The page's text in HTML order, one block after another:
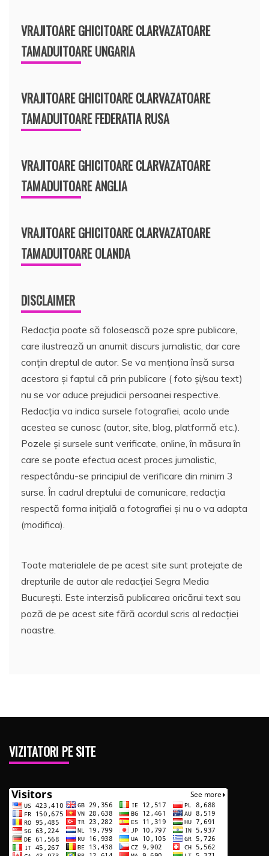
VRAJITOARE GHICITOARE CLARVAZATOARE
TAMADUITOARE UNGARIA
VRAJITOARE GHICITOARE CLARVAZATOARE
TAMADUITOARE FEDERATIA RUSA
VRAJITOARE GHICITOARE CLARVAZATOARE
TAMADUITOARE ANGLIA
VRAJITOARE GHICITOARE CLARVAZATOARE
TAMADUITOARE OLANDA
DISCLAIMER
Redacția poate să folosească poze spre publicare,
care ilustrează un anumit discurs jurnalistic, dar care
conțin dreptul de autor. Se va menționa însă sursa
acestora și faptul că prin publicare ( foto și/sau text)
nu se vor aduce prejudicii persoanei respective.
Redacția va indica sursele fotografiei, acolo unde
acestea se cunosc (autor, site, blog, platformă etc.).
Pozele și sursele sunt verificate, online, în măsura în
care se poate efectua acest proces jurnalistic,
respectându-se principiul de verificare din minim 3
surse. În cadrul dreptului de comunicare, redacția
respectă forma inițială a fotografiei și nu o va adapta
(modifica).
Toate materialele de pe acest site sunt protejate de
drepturile de autor ale redacției Segra Media
București. Este interzisă publicarea oricărui text sau
poză de pe acest site fără acordul scris al redacției
noastre.
VIZITATORI PE SITE